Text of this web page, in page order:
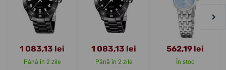
1 083,13 lei
Până în 2 zile
1 083,13 lei
Până în 2 zile
562,19 lei
În stoc